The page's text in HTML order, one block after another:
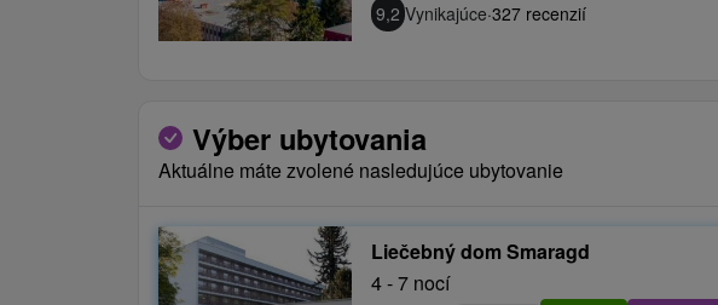
9,2 Vynikajúce·327 recenzií
Výber ubytovania
Aktuálne máte zvolené nasledujúce ubytovanie
Liečebný dom Smaragd
4 - 7 nocí